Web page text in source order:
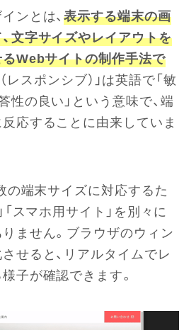
ンとは、表示する端末の画
文字サイズやレイアウトを
Webサイトの制作手法で
レスポンシブ）」は英語で「敏
性の良い」という意味で、端
応することに由来していま
の端末サイズに対応するた
「スマホ用サイト」を別々に
ません。ブラウザのウィン
せると、リアルタイムでレ
子が確認できます。